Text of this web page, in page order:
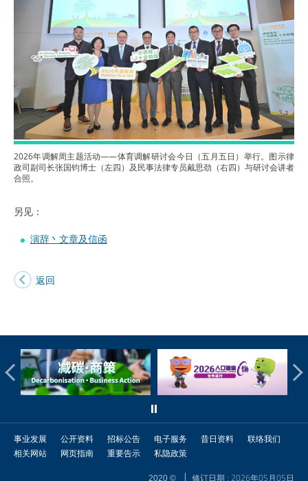
2026年调解周主题活动——体育调解研讨会今日（五月五日）举行。图示律
政司副司长张国钧博士（左四）及民事法律专员戴思劲（右四）与研讨会讲者
合照。
另见：
演辞丶文章及信函
返回
事业发展 公开资料 招标公告 电子服务 昔日资料
联络我们
相关网站
网页指南 重要告示 私隐政策
2020 © 修订日期 : 2026年05月05日